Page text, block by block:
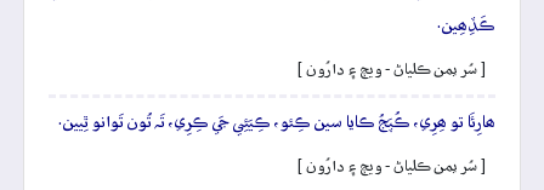
ڪَڏِھِين.
[ سُر يمن ڪلياڻ - ويڄ ۽ دارُون ]
ھارِئَا تو ھِرِي، ڪُپَجُ ڪايا سين ڪِئو، ڪِيَئِي جَي ڪِرِي، تَہ تُون تَوانو ٿِيين.
[ سُر يمن ڪلياڻ - ويڄ ۽ دارُون ]